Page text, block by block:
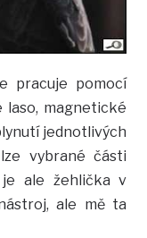
pracuje pomocí
laso, magnetické
jednotlivých
vybrané části
ale žehlička v
ale mě ta